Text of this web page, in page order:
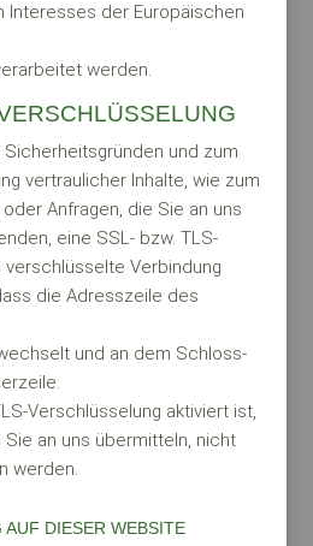
der Europäischen
werden.
und zum
vertraulicher Inhalte, wie zum
Anfragen, die Sie an uns
eine SSL- bzw. TLS-
verschlüsselte Verbindung
die Adresszeile des
und an dem Schloss-
Verschlüsselung aktiviert ist,
an uns übermitteln, nicht
werden.
DIESER WEBSITE